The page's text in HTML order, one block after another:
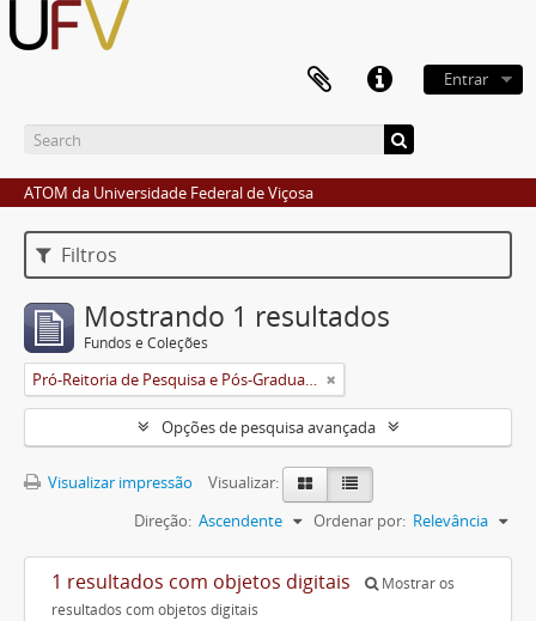
Entrar
ATOM da Universidade Federal de Viçosa
Filtros
Mostrando 1 resultados
Fundos e Coleções
Pró-Reitoria de Pesquisa e Pós-Graduação
Opções de pesquisa avançada
Visualizar impressão
Visualizar:
Ordenar por: Relevância
Direção: Ascendente
1 resultados com objetos digitais
Mostrar os
resultados com objetos digitais